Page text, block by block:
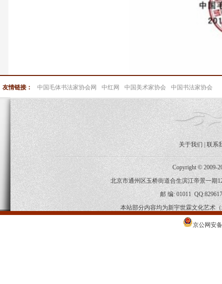
友情链接： 中国毛体书法家协会网 中红网 中国美术家协会 中国书法家协会
关于我们 联系
Copyright © 2009-
北京市通州区玉桥街道合生滨江帝景一期
邮 编: 01011
本站部分内容均为新宇世霖文化艺术
京公网安